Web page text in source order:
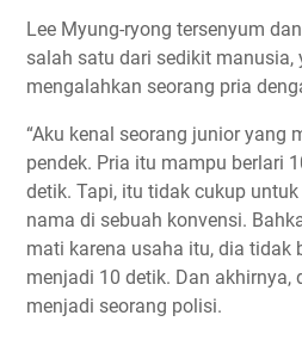
Lee Myung-ryong tersenyum
salah satu dari sedikit manusia,
mengalahkan seorang pria
“Aku kenal seorang junior yang
pendek. Pria itu mampu berlari
detik. Tapi, itu tidak cukup
nama di sebuah konvensi.
mati karena usaha itu, dia tidak
menjadi 10 detik. Dan akhirnya,
menjadi seorang polisi.